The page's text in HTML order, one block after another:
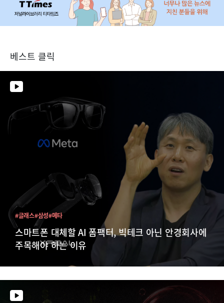
베스트 클릭
스마트폰 대체할 AI 폼팩터, 빅테크 아닌 안경회사에
주목해야 하는 이유
#글래스#삼성#메타